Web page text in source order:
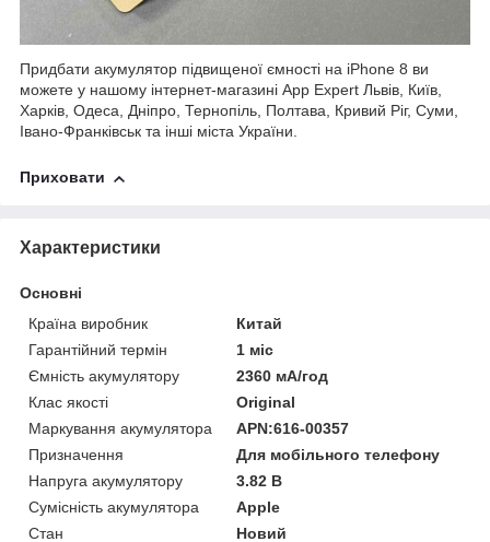
Придбати акумулятор підвищеної ємності на iPhone 8 ви
можете у нашому інтернет-магазині App Expert Львів, Київ,
Харків, Одеса, Дніпро, Тернопіль, Полтава, Кривий Ріг, Суми,
Івано-Франківськ та інші міста України.
Приховати
Характеристики
Основні
Країна виробник
Китай
Гарантійний термін
1 міс
Ємність акумулятору
2360 мА/год
Клас якості
Original
Маркування акумулятора
APN:616-00357
Призначення
Для мобільного телефону
Напруга акумулятору
3.82 В
Сумісність акумулятора
Apple
Стан
Новий